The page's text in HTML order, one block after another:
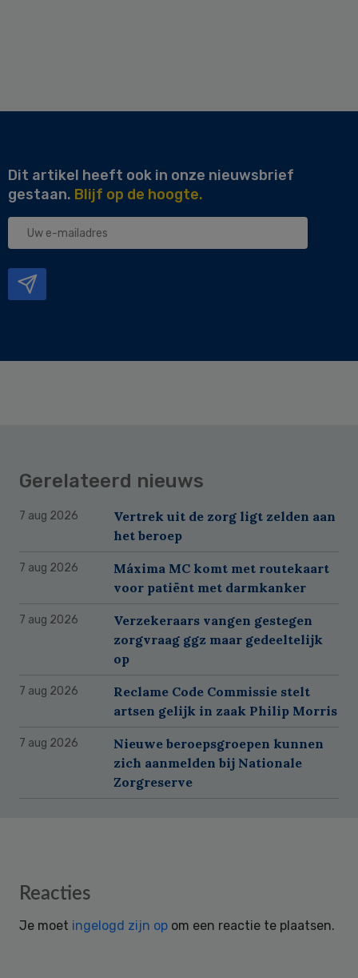
Dit artikel heeft ook in onze nieuwsbrief
gestaan. Blijf op de hoogte.
Uw
Gerelateerd nieuws
7 aug 2026
Vertrek uit de zorg ligt zelden aan
het beroep
7 aug 2026
Máxima MC komt met routekaart
voor patiënt met darmkanker
7 aug 2026
Verzekeraars vangen gestegen
zorgvraag ggz maar gedeeltelijk
op
7 aug 2026
Reclame Code Commissie stelt
artsen gelijk in zaak Philip Morris
7 aug 2026
Nieuwe beroepsgroepen kunnen
zich aanmelden bij Nationale
Zorgreserve
Reader
Reacties
Je moet ingelogd zijn op om een reactie te plaatsen.